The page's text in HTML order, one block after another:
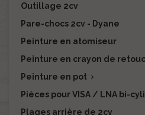
Outillage 2cv
Pare-chocs 2cv - Dyane
Peinture en atomiseur
Peinture en crayon de
Peinture en pot 
Pièces pour VISA / LNA bi-
Plages arrière de 2cv